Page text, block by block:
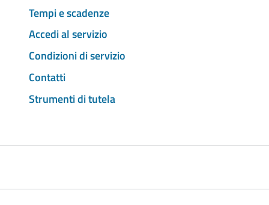
Tempi e scadenze
Accedi al servizio
Condizioni di servizio
Contatti
Strumenti di tutela